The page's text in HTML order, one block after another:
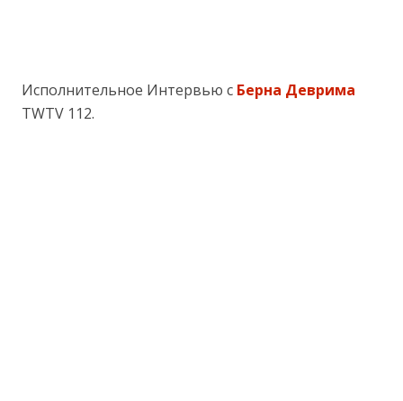
Исполнительное Интервью с Берна Деврима
TWTV 112.